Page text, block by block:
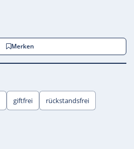
Merken
giftfrei rückstandsfrei